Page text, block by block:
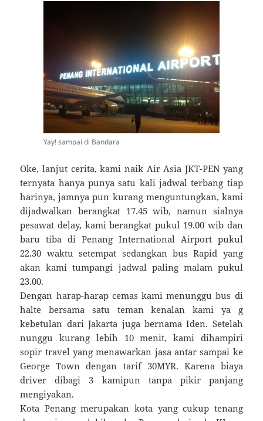
Yay! sampai di Bandara
Oke, lanjut cerita, kami naik Air Asia JKT-PEN yang
ternyata hanya punya satu kali jadwal terbang tiap
harinya, jamnya pun kurang menguntungkan, kami
dijadwalkan berangkat 17.45 wib, namun sialnya
pesawat delay, kami berangkat pukul 19.00 wib dan
baru tiba di Penang International Airport pukul
22.30 waktu setempat sedangkan bus Rapid yang
akan kami tumpangi jadwal paling malam pukul
23.00.
Dengan harap-harap cemas kami menunggu bus di
halte bersama satu teman kenalan kami ya g
kebetulan dari Jakarta juga bernama Iden. Setelah
nunggu kurang lebih 10 menit, kami dihampiri
sopir travel yang menawarkan jasa antar sampai ke
George Town dengan tarif 30MYR. Karena biaya
driver dibagi 3 kamipun tanpa pikir panjang
mengiyakan.
Kota Penang merupakan kota yang cukup tenang